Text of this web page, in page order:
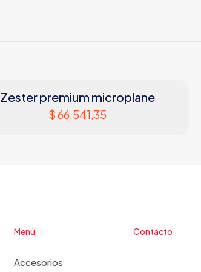
Zester premium microplane
$66.541,35
Menú
Accesorios
Contacto